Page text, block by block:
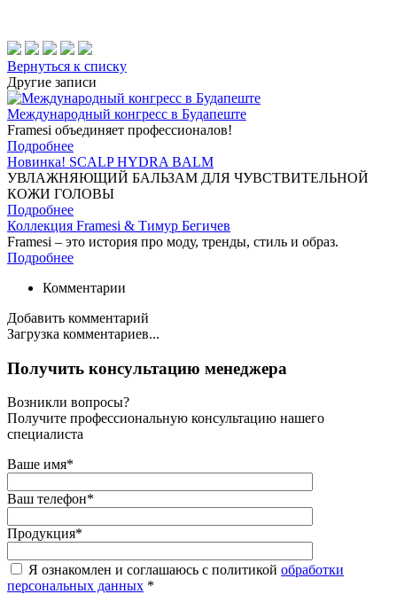
Вернуться к списку
Другие записи
Международный конгресс в Будапеште
Framesi объединяет профессионалов!
Подробнее
Новинка! SCALP HYDRA BALM
УВЛАЖНЯЮЩИЙ БАЛЬЗАМ ДЛЯ ЧУВСТВИТЕЛЬНОЙ
КОЖИ ГОЛОВЫ
Подробнее
Коллекция Framesi & Тимур Бегичев
Framesi – это история про моду, тренды, стиль и образ.
Подробнее
Комментарии
Добавить комментарий
Загрузка комментариев...
Получить консультацию менеджера
Возникли вопросы?
Получите профессиональную консультацию нашего
специалиста
Ваше имя*
Ваш телефон*
Продукция*
Я ознакомлен и соглашаюсь с политикой обработки
персональных данных *